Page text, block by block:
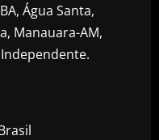
Água Santa,
Manauara-AM,
Independente.